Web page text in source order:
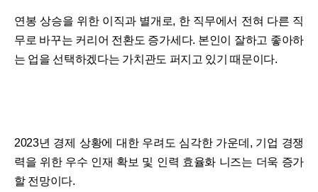
연봉 상승을 위한 이직과 별개로, 한 직무에서 전혀 다른 직
무로 바꾸는 커리어 전환도 증가세다. 본인이 잘하고 좋아하
는 업을 선택하겠다는 가치관도 퍼지고 있기 때문이다.
2023년 경제 상황에 대한 우려도 심각한 가운데, 기업 경쟁
력을 위한 우수 인재 확보 및 인력 효율화 니즈는 더욱 증가
할 전망이다.